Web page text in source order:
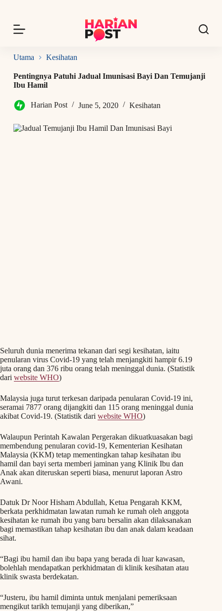
p
o
o
n
Utama Kesihatan
Pentingnya Patuhi Jadual Imunisasi Bayi Dan Temujanji
Ibu Hamil
Harian Post June 5, 2020 Kesihatan
Seluruh dunia menerima tekanan dari segi kesihatan, iaitu
penularan virus Covid-19 yang telah menjangkiti hampir 6.19
juta orang dan 376 ribu orang telah meninggal dunia. (Statistik
dari website WHO)
Malaysia juga turut terkesan daripada penularan Covid-19 ini,
seramai 7877 orang dijangkiti dan 115 orang meninggal dunia
akibat Covid-19. (Statistik dari website WHO)
Walaupun Perintah Kawalan Pergerakan dikuatkuasakan bagi
membendung penularan covid-19, Kementerian Kesihatan
Malaysia (KKM) tetap mementingkan tahap kesihatan ibu
hamil dan bayi serta memberi jaminan yang Klinik Ibu dan
Anak akan diteruskan seperti biasa, menurut laporan Astro
Awani.
Datuk Dr Noor Hisham Abdullah, Ketua Pengarah KKM,
berkata perkhidmatan lawatan rumah ke rumah oleh anggota
kesihatan ke rumah ibu yang baru bersalin akan dilaksanakan
bagi memastikan tahap kesihatan ibu dan anak dalam keadaan
sihat.
“Bagi ibu hamil dan ibu bapa yang berada di luar kawasan,
bolehlah mendapatkan perkhidmatan di klinik kesihatan atau
klinik swasta berdekatan.
“Justeru, ibu hamil diminta untuk menjalani pemeriksaan
mengikut tarikh temujanji yang diberikan,”